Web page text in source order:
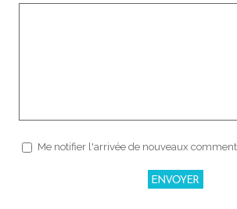
Me notifier l'arrivée de nouveaux